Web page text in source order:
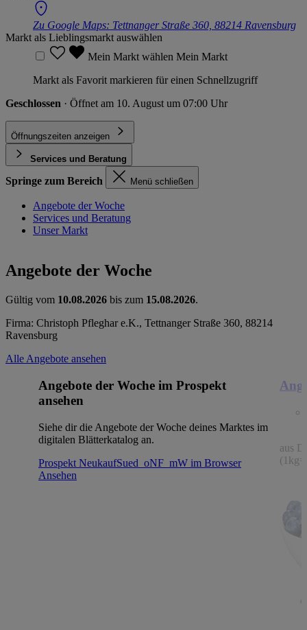
Zu Google Maps: Tettnanger Straße 360, 88214 Ravensburg
Markt als Lieblingsmarkt auswählen
Mein Markt wählen Mein Markt
Markt als Favorit markieren für einen Schnellzugriff
Geschlossen · Öffnet am 10. August um 07:00 Uhr
Öffnungszeiten anzeigen
Services und Beratung
Springe zum Bereich Menü schließen
Angebote der Woche
Services und Beratung
Unser Markt
Angebote der Woche
Gültig vom 10.08.2026 bis zum 15.08.2026.
Firma: Christoph Pfleghar e.K., Tettnanger Straße 360, 88214
Ravensburg
Alle Angebote ansehen
Angebote der Woche im Prospekt
ansehen
Siehe dir die Angebote der Woche deines Marktes im
digitalen Blätterkatalog an.
Prospekt NeukaufSued_oNF_mW im Browser
Ansehen
aus